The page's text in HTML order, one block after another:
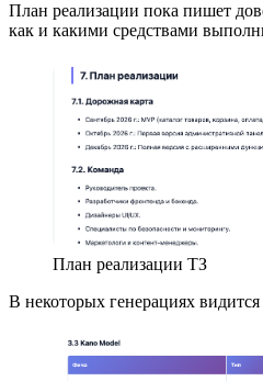
План реализации пока пишет
как и какими средствами
План реализации ТЗ
В некоторых генерациях